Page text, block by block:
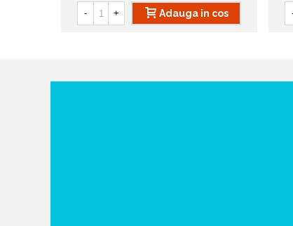
- + Adauga in cos